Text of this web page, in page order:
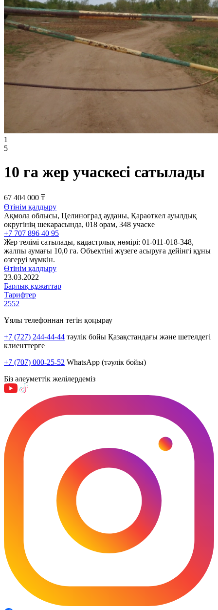
1
5
10 га жер учаскесі сатылады
67 404 000 ₸
Өтінім қалдыру
Ақмола облысы, Целиноград ауданы, Қараөткел ауылдық
округінің шекарасында, 018 орам, 348 учаске
+7 707 896 40 95
Жер телімі сатылады, кадастрлық нөмірі: 01-011-018-348,
жалпы аумағы 10,0 га. Объектіні жүзеге асыруға дейінгі құны
өзгеруі мүмкін.
Өтінім қалдыру
23.03.2022
Барлық құжаттар
Тарифтер
2552
Ұялы телефоннан тегін қоңырау
+7 (727) 244-44-44 тәулік бойы Қазақстандағы және шетелдегі
клиенттерге
+7 (707) 000-25-52 WhatsApp (тәулік бойы)
Біз әлеуметтік желілердеміз